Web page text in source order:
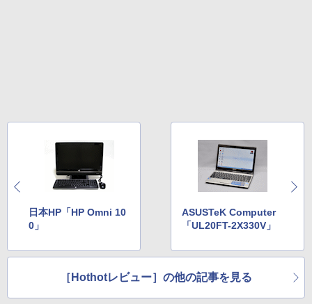
日本HP「HP Omni 10
0」
ASUSTeK Computer
「UL20FT-2X330V」
［Hothotレビュー］の他の記事を見る